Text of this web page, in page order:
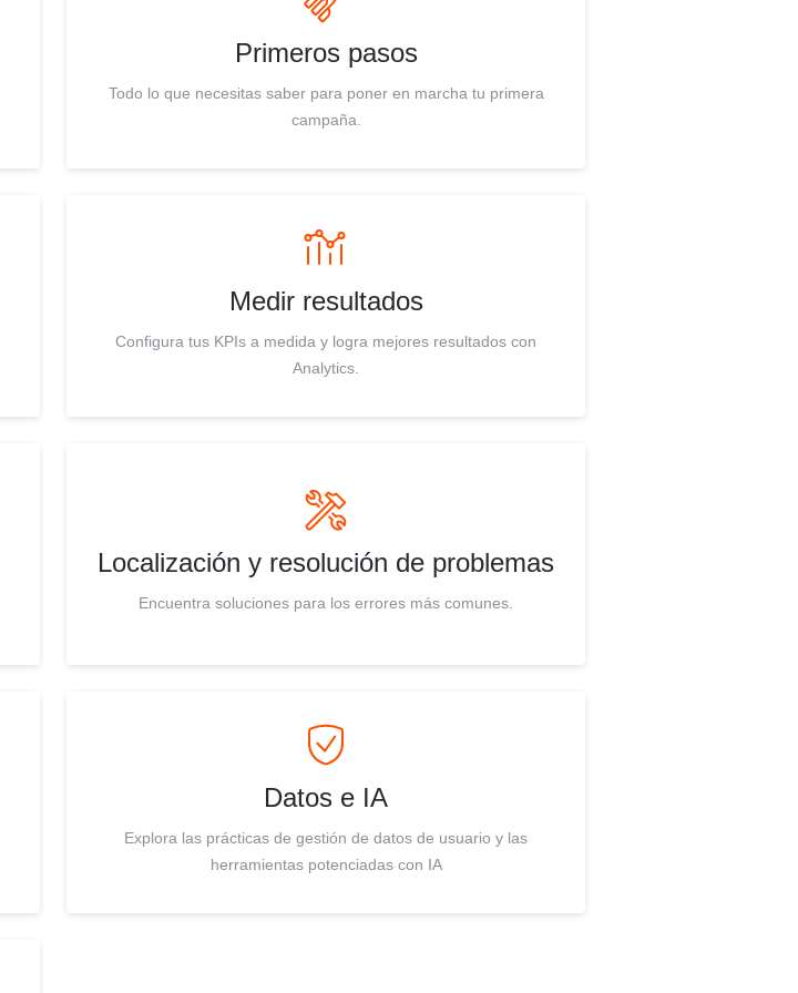
Primeros pasos
Todo lo que necesitas saber para poner en marcha tu primera
campaña.
Medir resultados
Configura tus KPIs a medida y logra mejores resultados con
Analytics.
Localización y resolución de problemas
Encuentra soluciones para los errores más comunes.
Datos e IA
Explora las prácticas de gestión de datos de usuario y las
herramientas potenciadas con IA